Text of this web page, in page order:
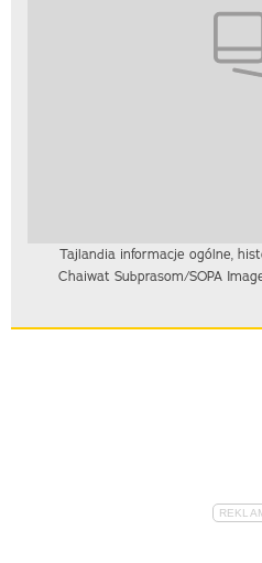
Tajlandia informacje ogólne,
Chaiwat Subprasom/SOPA